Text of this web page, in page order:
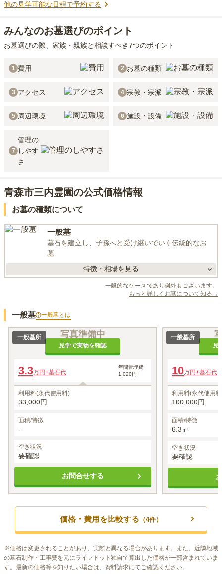
他の見学可能な日程で予約する
みんなのお墓選びのポイント
お墓選びの際、家族・親族と相談すべき7つのポイント
1 費用 2 お墓の種類
3 アクセス 4 宗教・宗派
5 周辺環境 6 施設・設備
7
管理の
しやす
さ
青森市三内霊園の公式価格情報
お墓の種類について
一般墓
墓石を建立し、子孫へと受け継いでいく伝統的なお
墓
特徴・相場を見る
一般的なケースであり例外もございます。
もっと詳しくお墓について知る→
一般墓 一般墓とは
写真準備中
見学で実物を確認
一般墓所
3.3万円+墓石代
年間管理費
1,020円
利用料(永代使用料)
33,000円
面積/特徴
-
空き状況
要確認
お問合せする
見
一般墓所
10万円+墓石代
利用料(永代使用
100,000円
面積/特徴
6.3㎡
空き状況
要確認
価格・費用を比較する （4件）
※価格は変更されることがあり、実際と異なる場合があります。また、近隣地域
の墓石制作・工事費を元にライフドット独自で算出した価格が一部含まれていま
す。最新の価格等を知りたい場合は、資料請求にてご確認ください。